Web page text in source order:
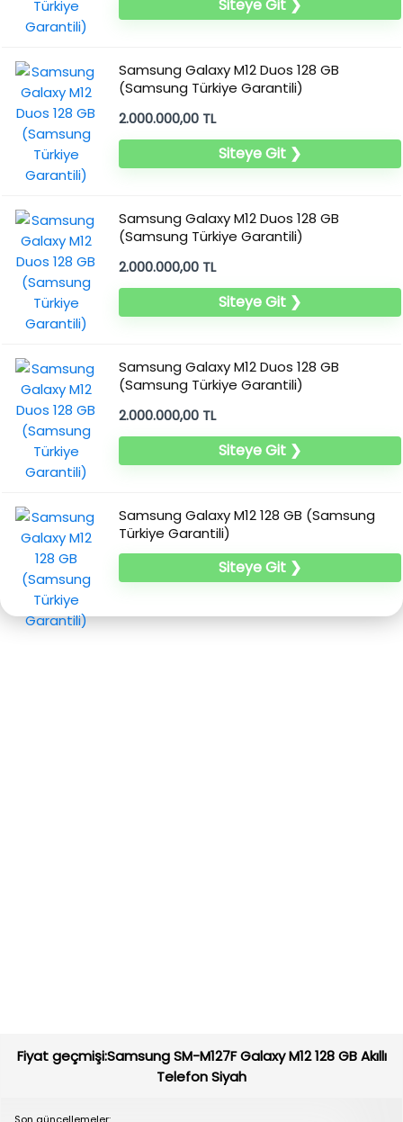
Siteye Git ❯
Samsung Galaxy M12 Duos 128 GB
(Samsung Türkiye Garantili)
2.000.000,00 TL
Siteye Git ❯
Samsung Galaxy M12 Duos 128 GB
(Samsung Türkiye Garantili)
2.000.000,00 TL
Siteye Git ❯
Samsung Galaxy M12 Duos 128 GB
(Samsung Türkiye Garantili)
2.000.000,00 TL
Siteye Git ❯
Samsung Galaxy M12 128 GB (Samsung
Türkiye Garantili)
Siteye Git ❯
Fiyat geçmişi:Samsung SM-M127F Galaxy M12 128 GB Akıllı
Telefon Siyah